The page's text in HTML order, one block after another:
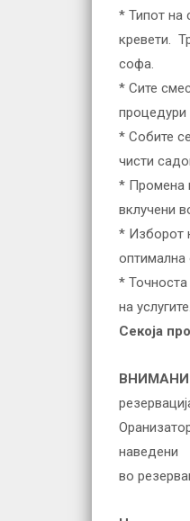
* Типот на
кревети.
софа.
* Сите
процедури
* Собите
чисти
* Промена
вклучени
* Изборот
оптимална
* Точноста
на услугите.
Секоја
наведени
во